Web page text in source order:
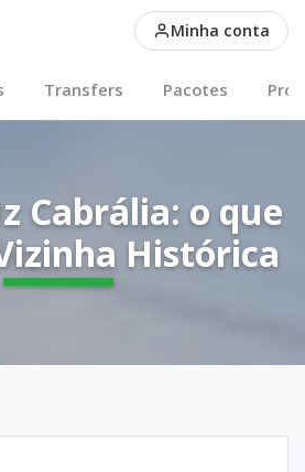
Cabrália: o
Minha conta
Transfers Pacotes
Cabrália: o que
Histórica